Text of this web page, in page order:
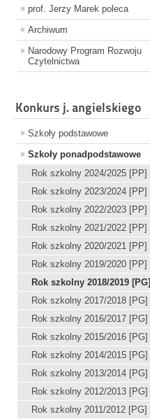
prof. Jerzy Marek poleca
Archiwum
Narodowy Program Rozwoju
Czytelnictwa
Konkurs j. angielskiego
Szkoły podstawowe
Szkoły ponadpodstawowe
Rok szkolny 2024/2025 [PP]
Rok szkolny 2023/2024 [PP]
Rok szkolny 2022/2023 [PP]
Rok szkolny 2021/2022 [PP]
Rok szkolny 2020/2021 [PP]
Rok szkolny 2019/2020 [PP]
Rok szkolny 2018/2019 [PG]
Rok szkolny 2017/2018 [PG]
Rok szkolny 2016/2017 [PG]
Rok szkolny 2015/2016 [PG]
Rok szkolny 2014/2015 [PG]
Rok szkolny 2013/2014 [PG]
Rok szkolny 2012/2013 [PG]
Rok szkolny 2011/2012 [PG]